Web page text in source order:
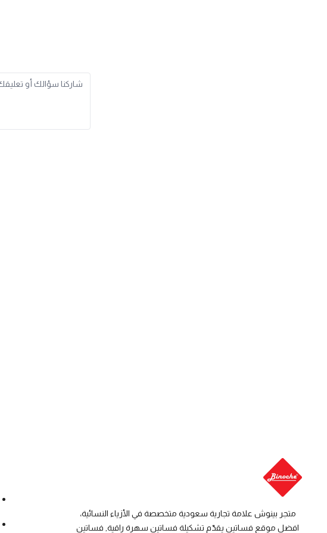
متجر بينوش علامة تجارية سعودية متخصصة في الأزياء النسائية،
افضل موقع فساتين يقدّم تشكيلة فساتين سهرة راقية, فساتين